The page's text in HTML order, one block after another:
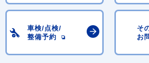
車検/点検/
整備予約
そ
お